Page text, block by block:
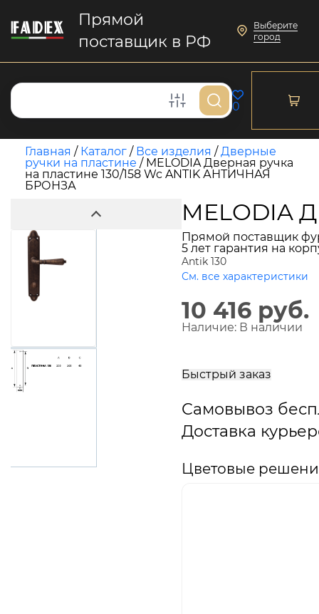
Прямой
поставщик в РФ
Выберите
город
0
Главная / Каталог / Все изделия /Дверные
ручки на пластине / MELODIA Дверная ручка
на пластине 130/158 Wc ANTIK АНТИЧНАЯ
БРОНЗА
MELODIA
Прямой поставщик
5 лет гарантия на
Antik 130
См. все характеристики
10 416 руб.
Наличие: В наличии
Быстрый заказ
Самовывоз
Доставка
Цветовые